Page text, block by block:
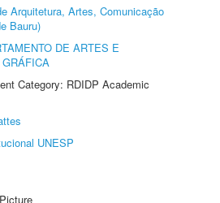
Arquitetura, Artes, Comunicação
Bauru)
DE ARTES E
Category: RDIDP Academic
UNESP